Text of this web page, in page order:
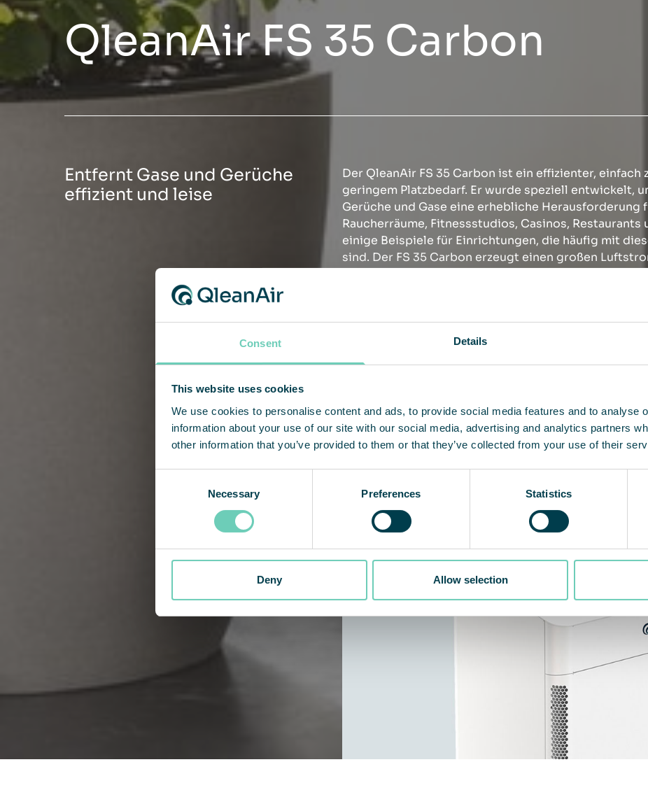
Consent Details
This website uses cookies
We use cookies to personalise content and ads, to provide social media features and to analyse
information about your use of our site with our social media, advertising and analytics partners
other information that you’ve provided to them or that they’ve collected from your use of their
Necessary Preferences Statistics
Deny Allow selection
QleanAir FS 35 Carbon
Entfernt Gase und Gerüche
effizient und leise
Der QleanAir FS 35 Carbon ist ein effizienter,
geringem Platzbedarf. Er wurde speziell entwickelt,
Gerüche und Gase eine erhebliche
Raucherräume, Fitnessstudios, Casinos,
einige Beispiele für Einrichtungen, die häufig mit
sind. Der FS 35 Carbon erzeugt einen großen
Luftqualität effizient zu verbessern, ohne Ihre
Kontaktieren Sie uns gerne!